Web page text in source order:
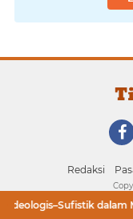
Redaksi
dalam